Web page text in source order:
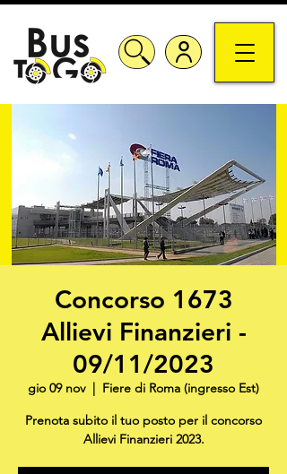
Concorso 1673
Allievi Finanzieri -
09/11/2023
gio 09 nov
  |
Fiere di Roma (ingresso Est)
Prenota subito il tuo posto per il concorso
Allievi Finanzieri 2023.